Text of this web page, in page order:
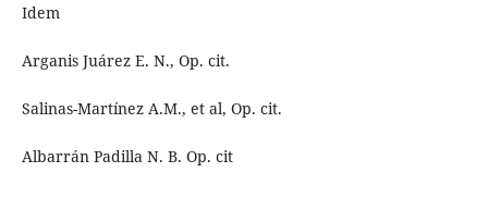
Idem
Arganis Juárez E. N., Op. cit.
Salinas-Martínez A.M., et al, Op. cit.
Albarrán Padilla N. B. Op. cit